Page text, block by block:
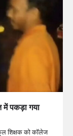
पकड़ा गया
शिक्षक को कॉलेज